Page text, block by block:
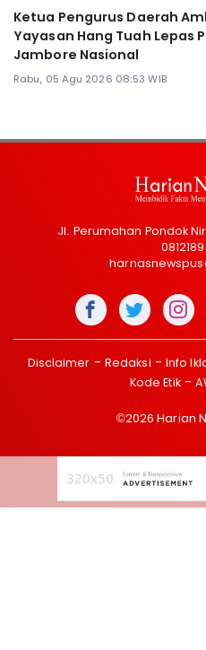
Ketua Pengurus Daerah
Yayasan Hang Tuah Lepas
Jambore Nasional
Rabu, 05 Agu 2026 08:53 WIB
Jl. Perumahan Pondok
Disclaimer Redaksi Info
Kode Etik
©2026 Harian